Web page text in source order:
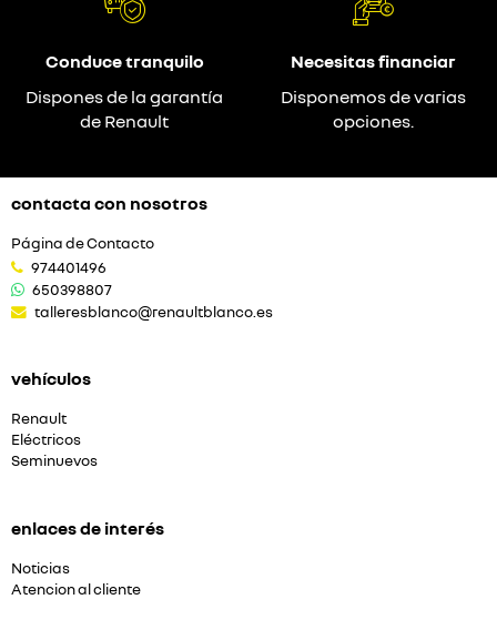
Conduce tranquilo
Dispones de la garantía
de Renault
Necesitas financiar
Disponemos de varias
opciones.
contacta con nosotros
Página de Contacto
974401496
650398807
talleresblanco@renaultblanco.es
vehículos
Renault
Eléctricos
Seminuevos
enlaces de interés
Noticias
Atencion al cliente